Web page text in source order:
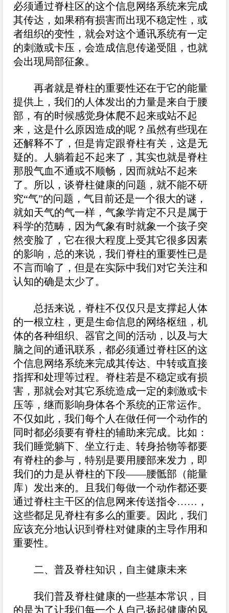
必须通过脊柱区的这个信息网络系统来完成
其传达，如果稍有损害而出现不稳定性，或
者组织的变性，就会对这个通讯系统有一定
的刺激或卡压，会造成信息传递受阻，也就
会出现局部征象。
再者就是脊柱的重要性还在于它的能量
提供上，我们的人体发出的力量是来自于腰
部，有的时候感觉身体爬不起来或站不起
来，这是什么原因造成的呢？虽然有些现在
还解释不了，但是肯定跟脊柱有关，这是无
疑的。人躺着起不起来了，其实也就是脊柱
那股气血不通或不顺畅，因而就站不起来
了。所以，谈脊柱健康的问题，就不能不研
究“气”的问题，气目前还是一个很大的谜，
就如天气的气一样，气象学肯定不只是属于
科学的范畴，因为气象有时就象一个孩子突
然变脸了，它在很大程度上受其它很多因素
的影响，总的来说，我们脊柱的重要性已是
不言而喻了，但是在实际中我们对它关注和
认知的确是太少了。
总括来说，脊柱不仅仅只是支撑起人体
的一根立柱，更是生命信息的网络枢纽，机
体的各种组织、器官之间的活动，以及与大
脑之间的通讯联系，都必须通过脊柱区的这
个信息网络系统来完成其传达、中转或直接
指挥和处理等过程。脊柱若是不稳定或有损
害，那就会对其它系统造成一定的刺激或卡
压等，继而影响身体各个系统的正常运作。
不仅如此，我们每个人在做任何一个动作的
同时都必须要有脊柱的辅助来完成。比如：
我们睡觉躺下、坐立行走、转身拾物等都要
有脊柱的参与，特别是要用腰部来发力，即
我们的力是从脊柱的下段——腰骶部（能量
库）发出来的。且我们每做一个动作都还要
通过脊柱主干区的信息网来传送指令……，
这些都足见脊柱有多么的重要。因此，我们
应该充分地认识到脊柱对健康的主导作用和
重要性。
二、普及脊柱知识，自主健康未来
我们普及脊柱健康的一些基本常识，目
的是为了让我们每一个人自己扬起健康的风